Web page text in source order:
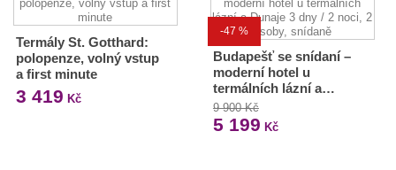
Termály St. Gotthard:
polopenze, volný vstup
a first minute
3 419 Kč
-47 %
Budapešť se snídaní –
moderní hotel u
termálních lázní a…
9 900 Kč
5 199 Kč